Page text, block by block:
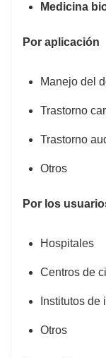
Medicina
Por aplicación
Manejo del
Trastorno
Trastorno
Otros
Por los
Hospitales
Centros de
Institutos de
Otros